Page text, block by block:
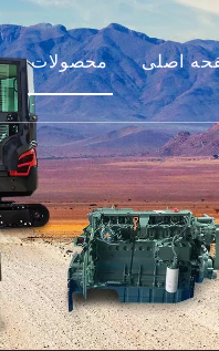
محصولات
موتور
جانبی بیل مکانیکی
ساختمانی کوچک
موتور استفاده شده
آلات مورد استفاده
اصلی